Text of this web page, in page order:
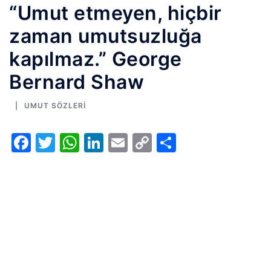
“Umut etmeyen, hiçbir
zaman umutsuzluğa
kapılmaz.” George
Bernard Shaw
UMUT SÖZLERI
Facebook
Twitter
WhatsApp
LinkedIn
Email
Copy